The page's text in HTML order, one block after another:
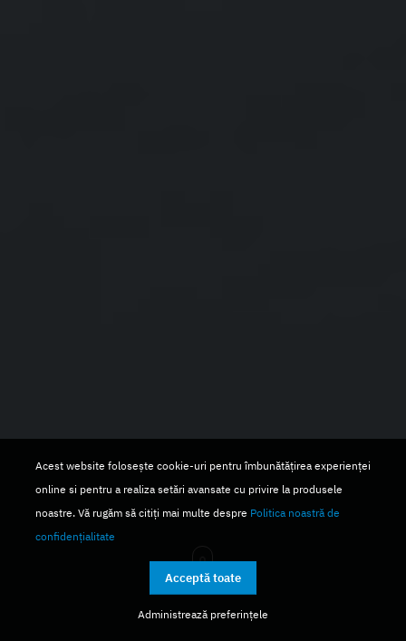
Acest website folosește cookie-uri pentru îmbunătățirea experienței
online si pentru a realiza setări avansate cu privire la produsele
noastre. Vă rugăm să citiți mai multe despre Politica noastră de
confidențialitate
Acceptă toate
Administrează preferințele